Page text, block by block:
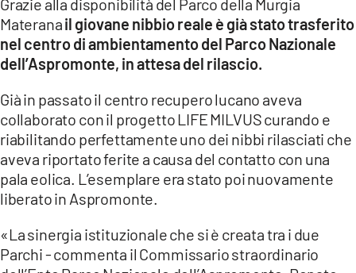
Grazie alla disponibilità del Parco della Murgia
Materanail giovane nibbio reale è già stato trasferito
nel centro di ambientamento del Parco Nazionale
dell’Aspromonte, in attesa del rilascio.
Già in passato il centro recupero lucano aveva
collaborato con il progetto LIFE MILVUS curando e
riabilitando perfettamente uno dei nibbi rilasciati che
aveva riportato ferite a causa del contatto con una
pala eolica. L’esemplare era stato poi nuovamente
liberato in Aspromonte.
«La sinergia istituzionale che si è creata tra i due
Parchi - commenta il Commissario straordinario